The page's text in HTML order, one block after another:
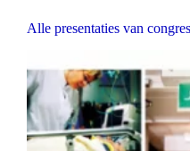
Alle presentaties van